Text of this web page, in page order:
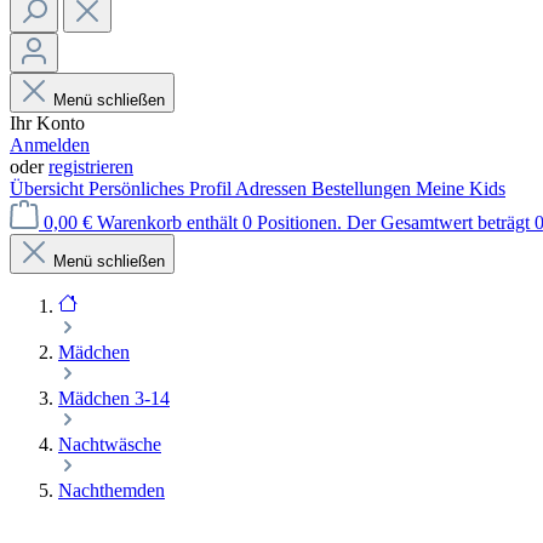
Menü schließen
Ihr Konto
Anmelden
oderregistrieren
Übersicht Persönliches Profil Adressen Bestellungen Meine Kids
0,00 € Warenkorb enthält 0 Positionen. Der Gesamtwert beträgt
Menü schließen
Mädchen
Mädchen 3-14
Nachtwäsche
Nachthemden